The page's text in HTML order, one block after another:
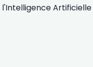
l'Intelligence Artificielle